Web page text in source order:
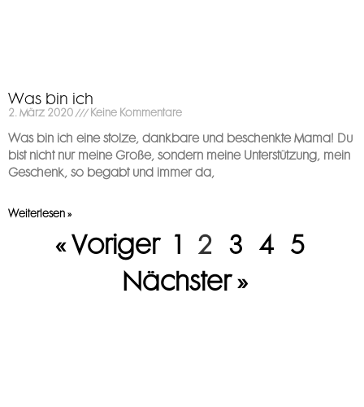
Was bin ich
2. März 2020 Keine Kommentare
Was bin ich eine stolze, dankbare und beschenkte Mama! Du
bist nicht nur meine Große, sondern meine Unterstützung, mein
Geschenk, so begabt und immer da,
Weiterlesen »
« Voriger 1 2 3 4 5
Nächster »